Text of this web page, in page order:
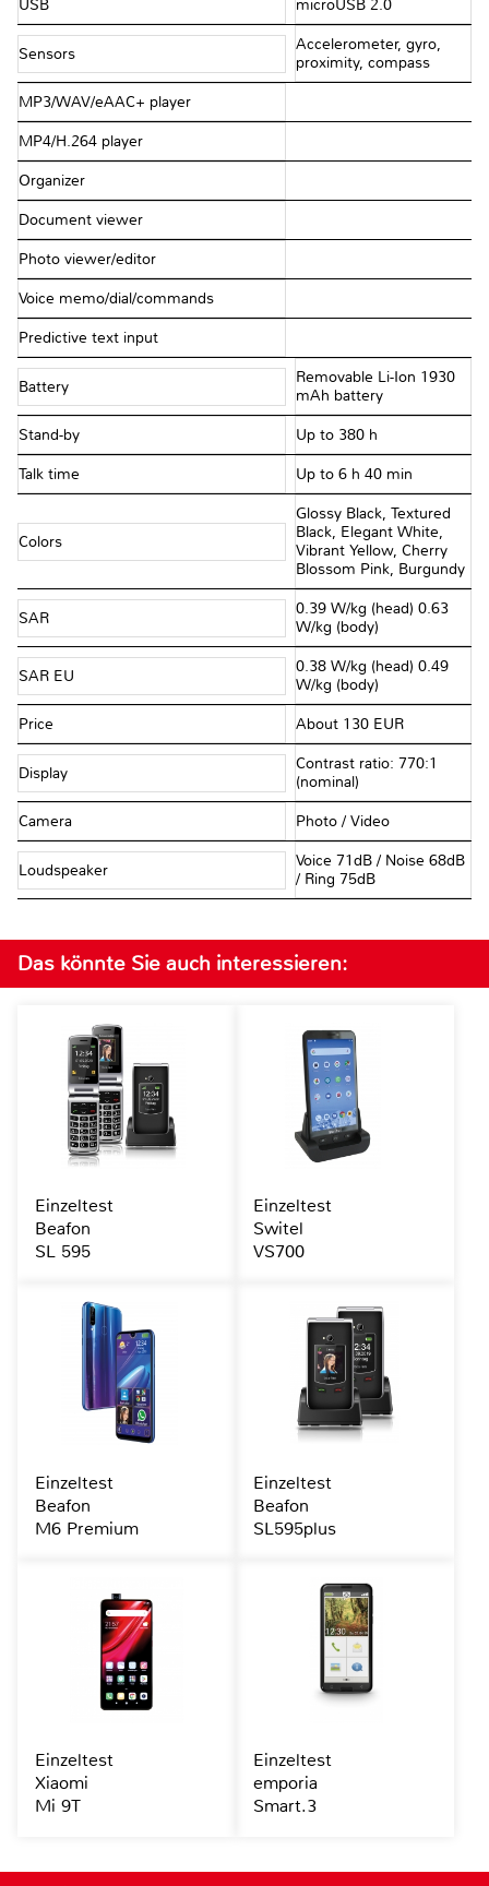
USB microUSB 2.0
Sensors
Accelerometer, gyro,
proximity, compass
MP3/WAV/eAAC+ player
MP4/H.264 player
Organizer
Document viewer
Photo viewer/editor
Voice memo/dial/commands
Predictive text input
Battery
Removable Li-Ion 1930
mAh battery
Stand-by Up to 380 h
Talk time Up to 6 h 40 min
Colors
Glossy Black, Textured
Black, Elegant White,
Vibrant Yellow, Cherry
Blossom Pink, Burgundy
SAR
0.39 W/kg (head) 0.63
W/kg (body)
SAR EU
0.38 W/kg (head) 0.49
W/kg (body)
Price About 130 EUR
Display
Contrast ratio: 770:1
(nominal)
Camera Photo / Video
Loudspeaker
Voice 71dB / Noise 68dB
/ Ring 75dB
Das könnte Sie auch interessieren:
Einzeltest
Beafon
SL 595
Einzeltest
Switel
VS700
Einzeltest
Beafon
M6 Premium
Einzeltest
Beafon
SL595plus
Einzeltest
Xiaomi
Mi 9T
Einzeltest
emporia
Smart.3